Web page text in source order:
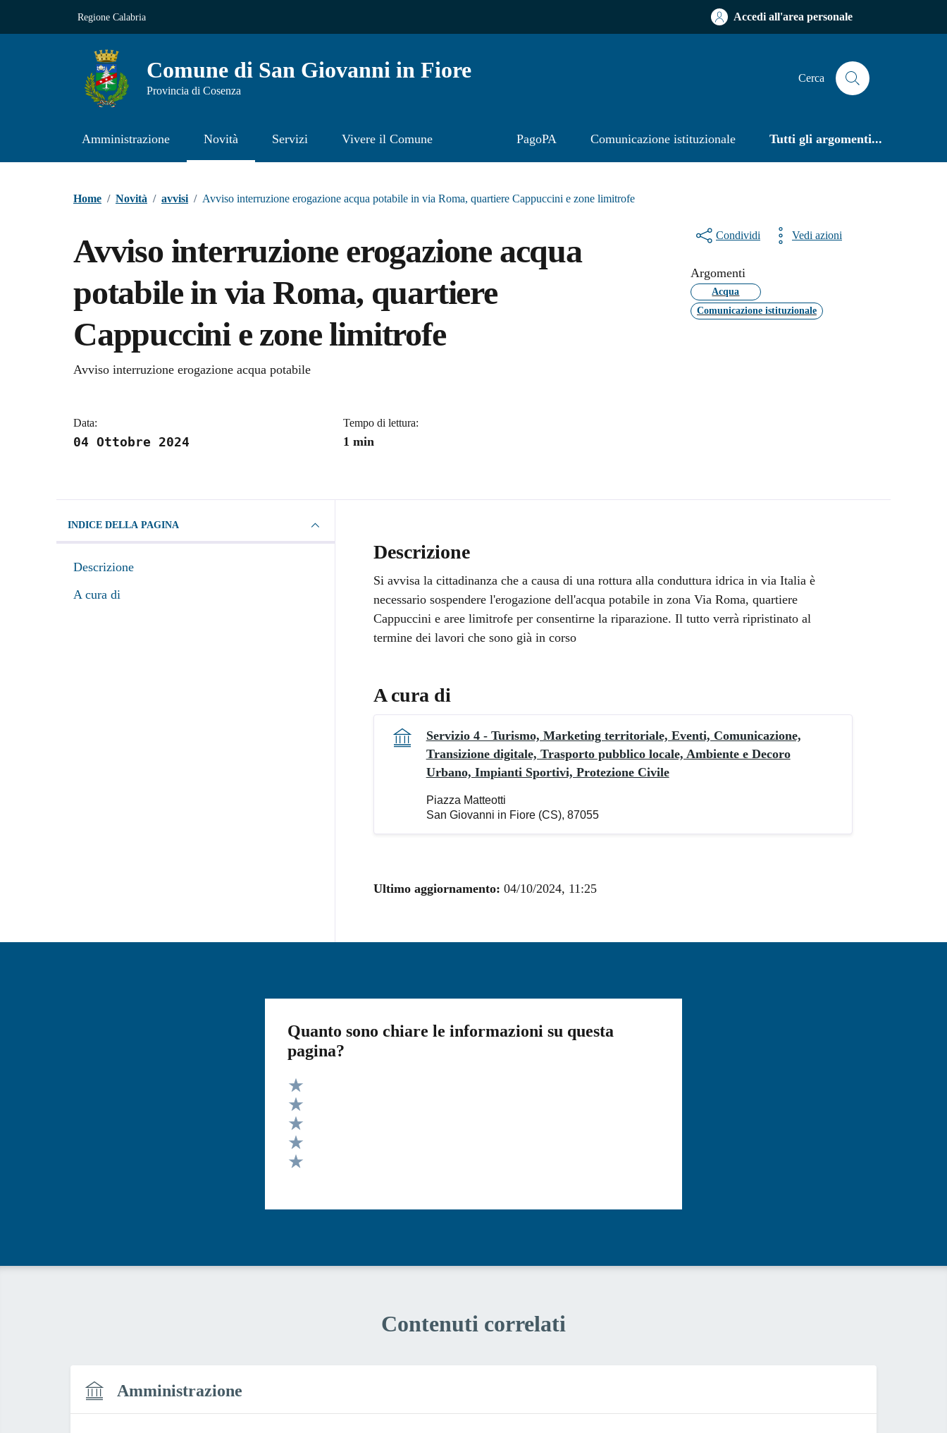
Regione Calabria Accedi all'area personale
Comune di San Giovanni in Fiore
Provincia di Cosenza
Cerca
Amministrazione Novità Servizi Vivere il Comune PagoPA Comunicazione istituzionale Tutti gli argomenti...
Home / Novità / avvisi / Avviso interruzione erogazione acqua potabile in via Roma, quartiere Cappuccini e zone limitrofe
Avviso interruzione erogazione acqua
potabile in via Roma, quartiere
Cappuccini e zone limitrofe
Dettagli della notizia
Avviso interruzione erogazione acqua potabile
Data:
04 Ottobre 2024
Tempo di lettura:
1 min
Condividi Vedi azioni
Argomenti
Acqua
Comunicazione istituzionale
INDICE DELLA PAGINA
Descrizione
A cura di
Descrizione
Si avvisa la cittadinanza che a causa di una rottura alla conduttura idrica in via Italia è
necessario sospendere l'erogazione dell'acqua potabile in zona Via Roma, quartiere
Cappuccini e aree limitrofe per consentirne la riparazione. Il tutto verrà ripristinato al
termine dei lavori che sono già in corso
A cura di
Servizio 4 - Turismo, Marketing territoriale, Eventi, Comunicazione,
Transizione digitale, Trasporto pubblico locale, Ambiente e Decoro
Urbano, Impianti Sportivi, Protezione Civile
Piazza Matteotti
San Giovanni in Fiore (CS), 87055
Ultimo aggiornamento: 04/10/2024, 11:25
Quanto sono chiare le informazioni su questa
pagina?
Valuta 5 stelle su 5
Valuta 4 stelle su 5
Valuta 3 stelle su 5
Valuta 2 stelle su 5
Contenuti correlati
Amministrazione